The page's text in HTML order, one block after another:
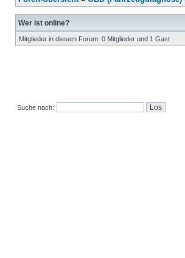
Wer ist online?
Mitglieder in diesem Forum: 0 Mitglieder und 1 Gast
Suche nach: